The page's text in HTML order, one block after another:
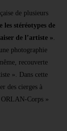
de plusieurs
les stéréotypes de
de l’artiste ».
photographie
recouverte
». Dans cette
des cierges à
ORLAN-Corps »